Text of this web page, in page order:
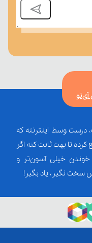
درست وسط اینترنته که
تا بهت ثابت کنه اگر
خیلی آسون‌تر و
سخت نگیر، یاد بگیر!